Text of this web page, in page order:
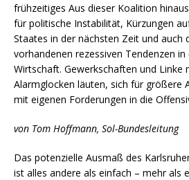
frühzeitiges Aus dieser Koalition
für politische Instabilität, Kürzungen
Staates in der nächsten Zeit und auch
vorhandenen rezessiven Tendenzen
Wirtschaft. Gewerkschaften und Linke
Alarmglocken läuten, sich für größere
mit eigenen Forderungen in die
von Tom Hoffmann, Sol-Bundesleitung
Das potenzielle Ausmaß des
ist alles andere als einfach – mehr als